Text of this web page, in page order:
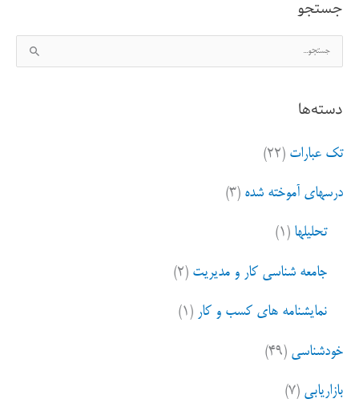
جستجو
س
ج
ب
ا
دسته‌ها
تک عبارات (۲۲)
درسهای آموخته شده (۳)
تحلیلها (۱)
جامعه شناسی کار و مدیریت (۲)
نمایشنامه های کسب و کار (۱)
خودشناسی (۴۹)
بازاریابی (۷)